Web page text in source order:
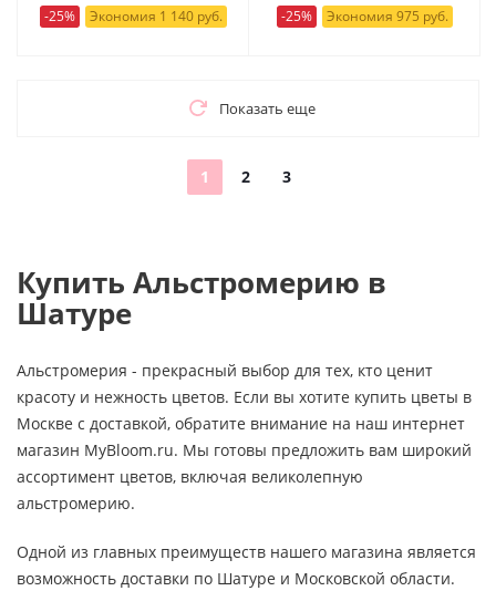
-25%
Экономия 1 140 руб.
-25%
Экономия 975 руб.
Показать еще
1 2 3
Купить Альстромерию в
Шатуре
Альстромерия - прекрасный выбор для тех, кто ценит
красоту и нежность цветов. Если вы хотите купить цветы в
Москве с доставкой, обратите внимание на наш интернет
магазин MyBloom.ru. Мы готовы предложить вам широкий
ассортимент цветов, включая великолепную
альстромерию.
Одной из главных преимуществ нашего магазина является
возможность доставки по Шатуре и Московской области.